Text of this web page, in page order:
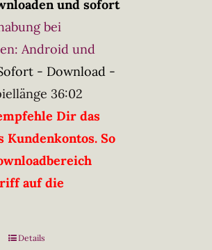
und sofort
bei
Android und
- Download -
36:02
Dir das
Kundenkontos. So
auf die
Details